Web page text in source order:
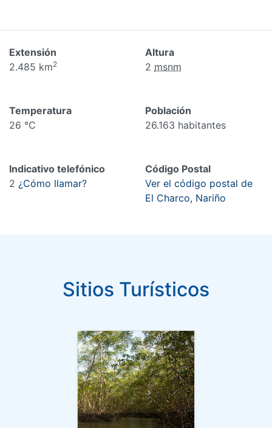
Extensión
2.485 km2
Altura
2 msnm
Temperatura
26 °C
Población
26.163 habitantes
Indicativo telefónico
2 ¿Cómo llamar?
Código Postal
Ver el código postal de
El Charco, Nariño
Sitios Turísticos